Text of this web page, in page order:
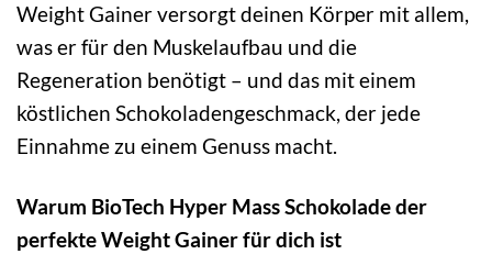
Weight Gainer versorgt deinen Körper mit allem,
was er für den Muskelaufbau und die
Regeneration benötigt – und das mit einem
köstlichen Schokoladengeschmack, der jede
Einnahme zu einem Genuss macht.
Warum BioTech Hyper Mass Schokolade der
perfekte Weight Gainer für dich ist